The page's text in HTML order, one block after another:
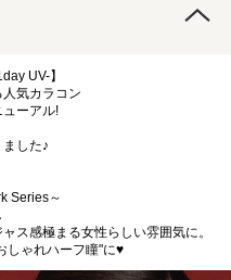
UV-】
気カラコン
ューアル!
した♪
Series～
ス感極まる女性らしい雰囲気に。
しゃれハーフ瞳"に♥